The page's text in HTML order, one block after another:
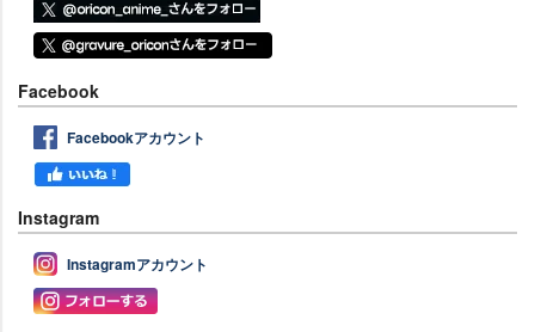
Facebook
Facebookアカウント
Instagram
Instagramアカウント